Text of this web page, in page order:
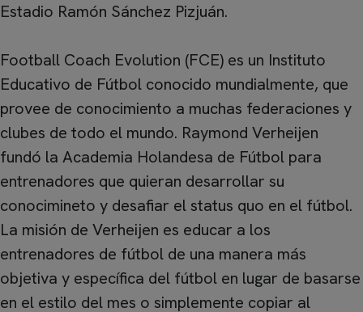
Estadio Ramón Sánchez Pizjuán.
Football Coach Evolution (FCE) es un Instituto
Educativo de Fútbol conocido mundialmente, que
provee de conocimiento a muchas federaciones y
clubes de todo el mundo. Raymond Verheijen
fundó la Academia Holandesa de Fútbol para
entrenadores que quieran desarrollar su
conocimineto y desafiar el status quo en el fútbol.
La misión de Verheijen es educar a los
entrenadores de fútbol de una manera más
objetiva y específica del fútbol en lugar de basarse
en el estilo del mes o simplemente copiar al